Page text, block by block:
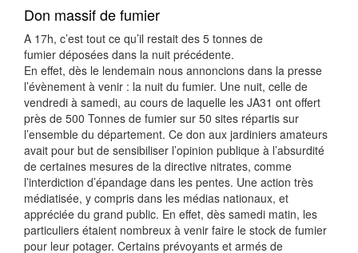
Don massif de fumier
A 17h, c’est tout ce qu’il restait des 5 tonnes de
fumier déposées dans la nuit précédente.
En effet, dès le lendemain nous annoncions dans la presse
l’évènement à venir : la nuit du fumier. Une nuit, celle de
vendredi à samedi, au cours de laquelle les JA31 ont offert
près de 500 Tonnes de fumier sur 50 sites répartis sur
l’ensemble du département. Ce don aux jardiniers amateurs
avait pour but de sensibiliser l’opinion publique à l’absurdité
de certaines mesures de la directive nitrates, comme
l’interdiction d’épandage dans les pentes. Une action très
médiatisée, y compris dans les médias nationaux, et
appréciée du grand public. En effet, dès samedi matin, les
particuliers étaient nombreux à venir faire le stock de fumier
pour leur potager. Certains prévoyants et armés de